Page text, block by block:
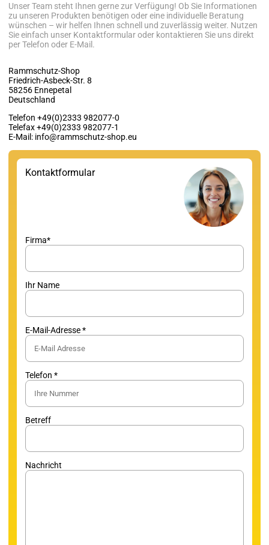
Unser Team steht Ihnen gerne zur Verfügung! Ob Sie Informationen
zu unseren Produkten benötigen oder eine individuelle Beratung
wünschen – wir helfen Ihnen schnell und zuverlässig weiter. Nutzen
Sie einfach unser Kontaktformular oder kontaktieren Sie uns direkt
per Telefon oder E-Mail.
Rammschutz-Shop
Friedrich-Asbeck-Str. 8
58256 Ennepetal
Deutschland
Telefon +49(0)2333 982077-0
Telefax +49(0)2333 982077-1
E-Mail: info@rammschutz-shop.eu
Kontaktformular
Firma*
Ihr Name
E-Mail-Adresse *
Telefon *
Betreff
Nachricht